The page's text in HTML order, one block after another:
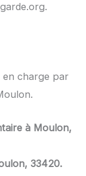
en charge par
à Moulon,
33420.